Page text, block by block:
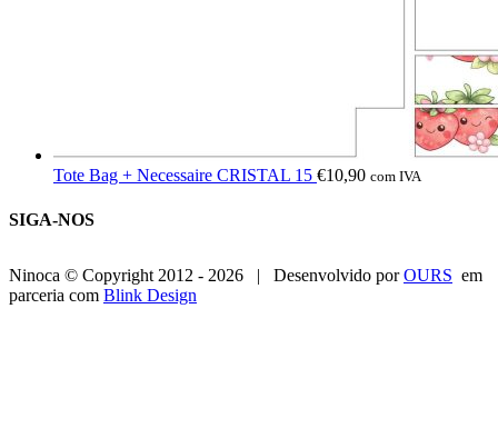
Tote Bag + Necessaire CRISTAL 15 €10,90 com IVA
SIGA-NOS
Ninoca © Copyright 2012 - 2026 | Desenvolvido porOURS em
parceria com Blink Design